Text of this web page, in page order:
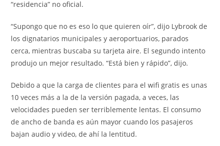
“residencia” no oficial.
“Supongo que no es eso lo que quieren oír”, dijo Lybrook de
los dignatarios municipales y aeroportuarios, parados
cerca, mientras buscaba su tarjeta aire. El segundo intento
produjo un mejor resultado. “Está bien y rápido”, dijo.
Debido a que la carga de clientes para el wifi gratis es unas
10 veces más a la de la versión pagada, a veces, las
velocidades pueden ser terriblemente lentas. El consumo
de ancho de banda es aún mayor cuando los pasajeros
bajan audio y video, de ahí la lentitud.